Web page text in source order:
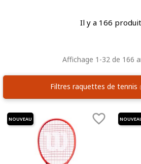
Il y a 166
Affichage 1-32 de 166
Filtres raquettes de tennis

NOUVEAU